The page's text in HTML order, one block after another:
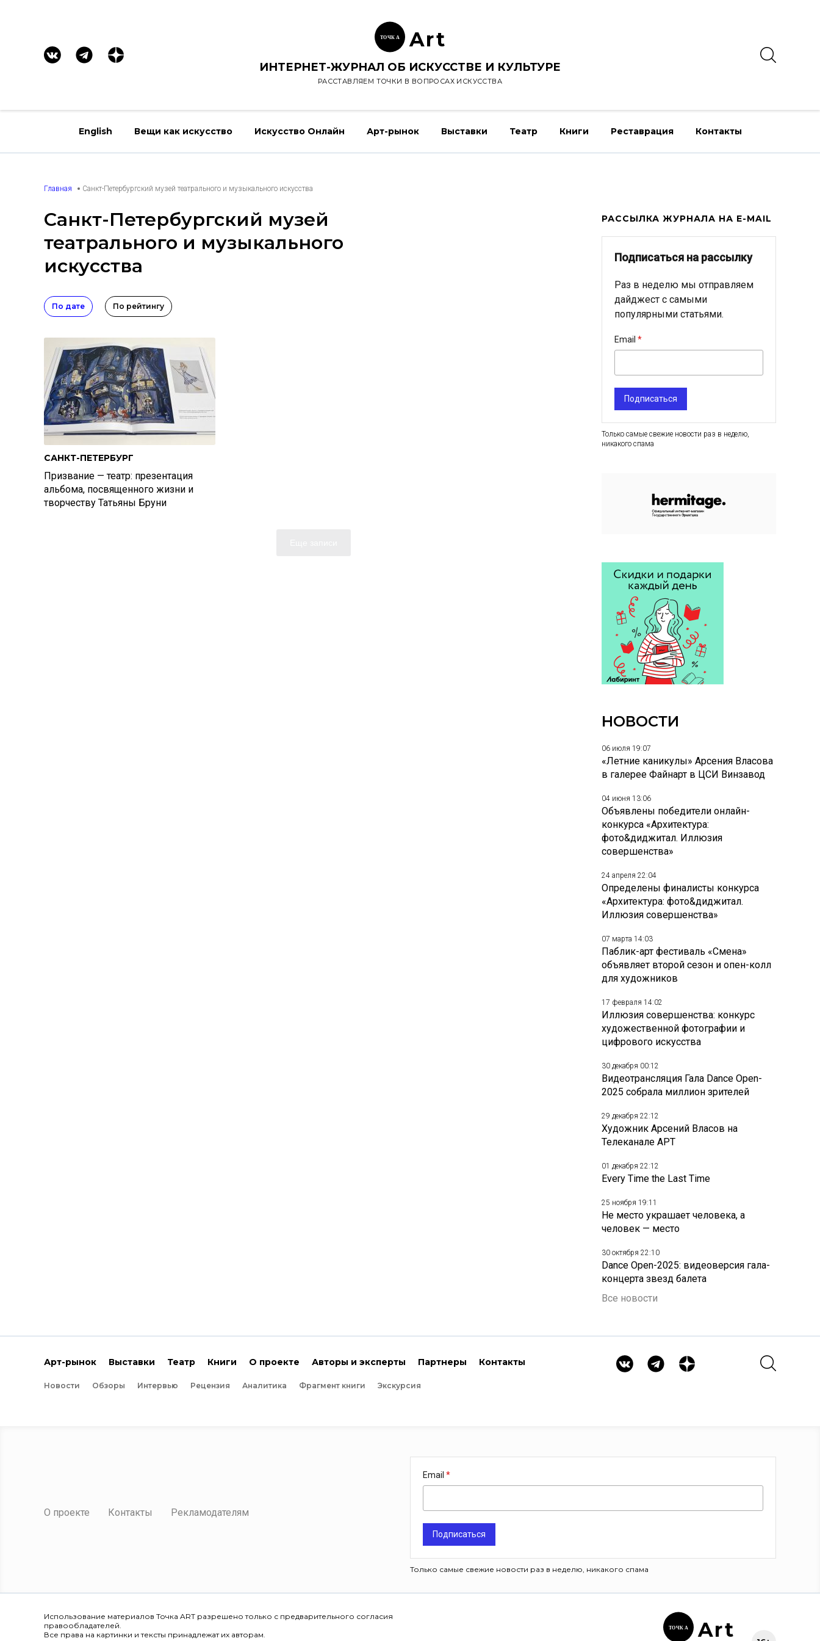
ТОЧК А Art
ИНТЕРНЕТ-ЖУРНАЛ ОБ ИСКУССТВЕ И КУЛЬТУРЕ
РАССТАВЛЯЕМ ТОЧКИ В ВОПРОСАХ ИСКУССТВА
English Вещи как искусство Искусство Онлайн Арт-рынок Выставки Театр Книги Реставрация Контакты
Главная Санкт-Петербургский музей театрального и музыкального искусства
Санкт-Петербургский музей
театрального и музыкального
искусства
По дате По рейтингу
САНКТ-ПЕТЕРБУРГ
Призвание — театр: презентация
альбома, посвященного жизни и
творчеству Татьяны Бруни
РАССЫЛКА ЖУРНАЛА НА E-MAIL
Подписаться на рассылку
Раз в неделю мы отправляем
дайджест с самыми
популярными статьями.
Email
Подписаться
Только самые свежие новости раз в неделю,
никакого спама
НОВОСТИ
06 июля 19:07
«Летние каникулы» Арсения Власова
в галерее Файнарт в ЦСИ Винзавод
04 июня 13:06
Объявлены победители онлайн-
конкурса «Архитектура:
фото&диджитал. Иллюзия
совершенства»
24 апреля 22:04
Определены финалисты конкурса
«Архитектура: фото&диджитал.
Иллюзия совершенства»
07 марта 14:03
Паблик-арт фестиваль «Смена»
объявляет второй сезон и опен-колл
для художников
17 февраля 14:02
Иллюзия совершенства: конкурс
художественной фотографии и
цифрового искусства
30 декабря 00:12
Видеотрансляция Гала Dance Open-
2025 собрала миллион зрителей
29 декабря 22:12
Художник Арсений Власов на
Телеканале АРТ
01 декабря 22:12
Every Time the Last Time
25 ноября 19:11
Не место украшает человека, а
человек — место
30 октября 22:10
Dance Open-2025: видеоверсия гала-
концерта звезд балета
Все новости
Арт-рынок Выставки Театр Книги О проекте Авторы и эксперты Партнеры Контакты
Новости Обзоры Интервью Рецензия Аналитика Фрагмент книги Экскурсия
О проекте Контакты Рекламодателям
Email
Подписаться
Только самые свежие новости раз в неделю, никакого спама
Использование материалов Точка ART разрешено только с предварительного согласия
правообладателей.
Все права на картинки и тексты принадлежат их авторам.
ТОЧК А Art